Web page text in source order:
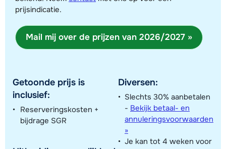
prijsindicatie.
Mail mij over de prijzen van 2026/2027 »
Getoonde prijs is
inclusief:
Reserveringskosten +
bijdrage SGR
Diversen:
Slechts 30% aanbetalen
- Bekijk betaal- en
annuleringsvoorwaarden
»
Je kan tot 4 weken voor